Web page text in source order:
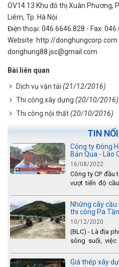
OV14.13 Khu đô thị Xuân Phương,
Liêm, Tp. Hà Nội.
Điện thoại: 046.6646.828 - Fax:
Website: http://donghungcorp.com
donghung88.jsc@gmail.com
Bài liên quan
Dịch vụ vận tải (21/12/2016)
Thi công xây dựng (20/10/2016)
Thi công nội thất(20/10/2016)
TIN
Công ty Đông
Bản Qua - Lào
16/08/2022
Công ty CP đầu
vượt tiến độ
Lào Cai.
Những cây
thi công Pa
10/12/2020
(BLC) - Là địa
sông suối,
lũ....
Giá thép xây